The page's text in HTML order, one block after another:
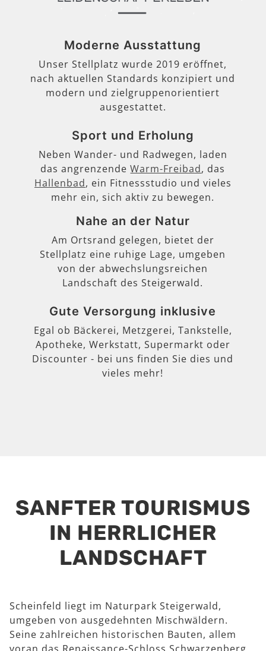
Moderne Ausstattung
Unser Stellplatz wurde 2019 eröffnet,
nach aktuellen Standards konzipiert und
modern und zielgruppenorientiert
ausgestattet.
Sport und Erholung
Neben Wander- und Radwegen, laden
das angrenzendeWarm-Freibad, das
Hallenbad, ein Fitnessstudio und vieles
mehr ein, sich aktiv zu bewegen.
Nahe an der Natur
Am Ortsrand gelegen, bietet der
Stellplatz eine ruhige Lage, umgeben
von der abwechslungsreichen
Landschaft des Steigerwald.
Gute Versorgung inklusive
Egal ob Bäckerei, Metzgerei, Tankstelle,
Apotheke, Werkstatt, Supermarkt oder
Discounter - bei uns finden Sie dies und
vieles mehr!
SANFTER TOURISMUS
IN HERRLICHER
LANDSCHAFT
Scheinfeld liegt im Naturpark Steigerwald,
umgeben von ausgedehnten Mischwäldern.
Seine zahlreichen historischen Bauten, allem